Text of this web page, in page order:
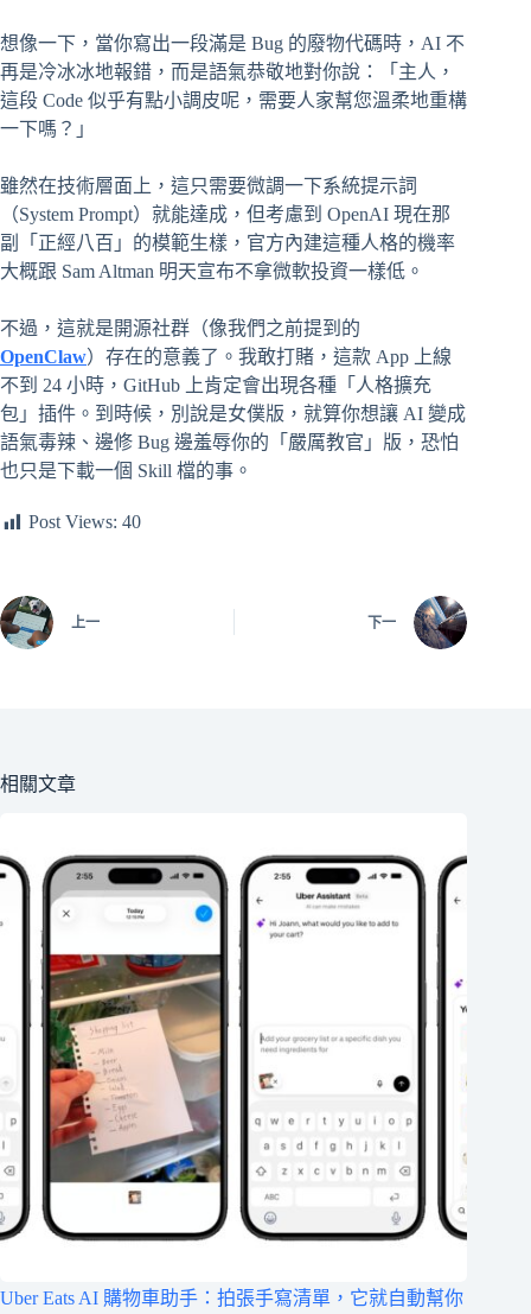
想像一下，當你寫出一段滿是 Bug 的廢物代碼時，AI 不
再是冷冰冰地報錯，而是語氣恭敬地對你說：「主人，
這段 Code 似乎有點小調皮呢，需要人家幫您溫柔地重構
一下嗎？」
雖然在技術層面上，這只需要微調一下系統提示詞
（System Prompt）就能達成，但考慮到 OpenAI 現在那
副「正經八百」的模範生樣，官方內建這種人格的機率
大概跟 Sam Altman 明天宣布不拿微軟投資一樣低。
不過，這就是開源社群（像我們之前提到的
OpenClaw）存在的意義了。我敢打賭，這款 App 上線
不到 24 小時，GitHub 上肯定會出現各種「人格擴充
包」插件。到時候，別說是女僕版，就算你想讓 AI 變成
語氣毒辣、邊修 Bug 邊羞辱你的「嚴厲教官」版，恐怕
也只是下載一個 Skill 檔的事。
Post Views: 40
上一 下一
相關文章
Uber Eats AI 購物車助手：拍張手寫清單，它就自動幫你